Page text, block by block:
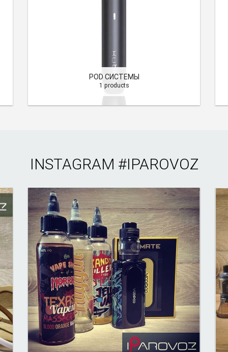
POD СИСТЕМЫ
1 products
INSTAGRAM #IPAROVOZ